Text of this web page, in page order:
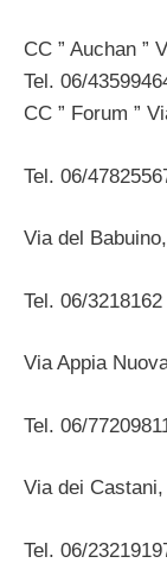
CC ” Auchan ”
Tel. 06/
CC ” Forum ”
Tel. 06/
Via del
Tel. 06/3218162
Via Appia
Tel. 06/
Via dei Castani,
Tel. 06/